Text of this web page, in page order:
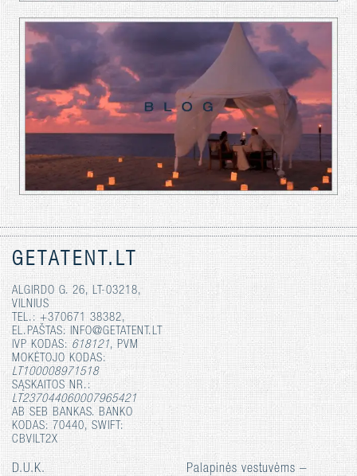
GETATENT.LT
ALGIRDO G. 26, LT-03218,
VILNIUS
TEL.: +370671 38382,
EL.PAŠTAS: INFO@GETATENT.LT
IVP KODAS: 618121, PVM
MOKĖTOJO KODAS:
LT100008971518
SĄSKAITOS NR.:
LT237044060007965421
AB SEB BANKAS. BANKO
KODAS: 70440, SWIFT:
CBVILT2X
D.U.K.
Palapinės vestuvėms –